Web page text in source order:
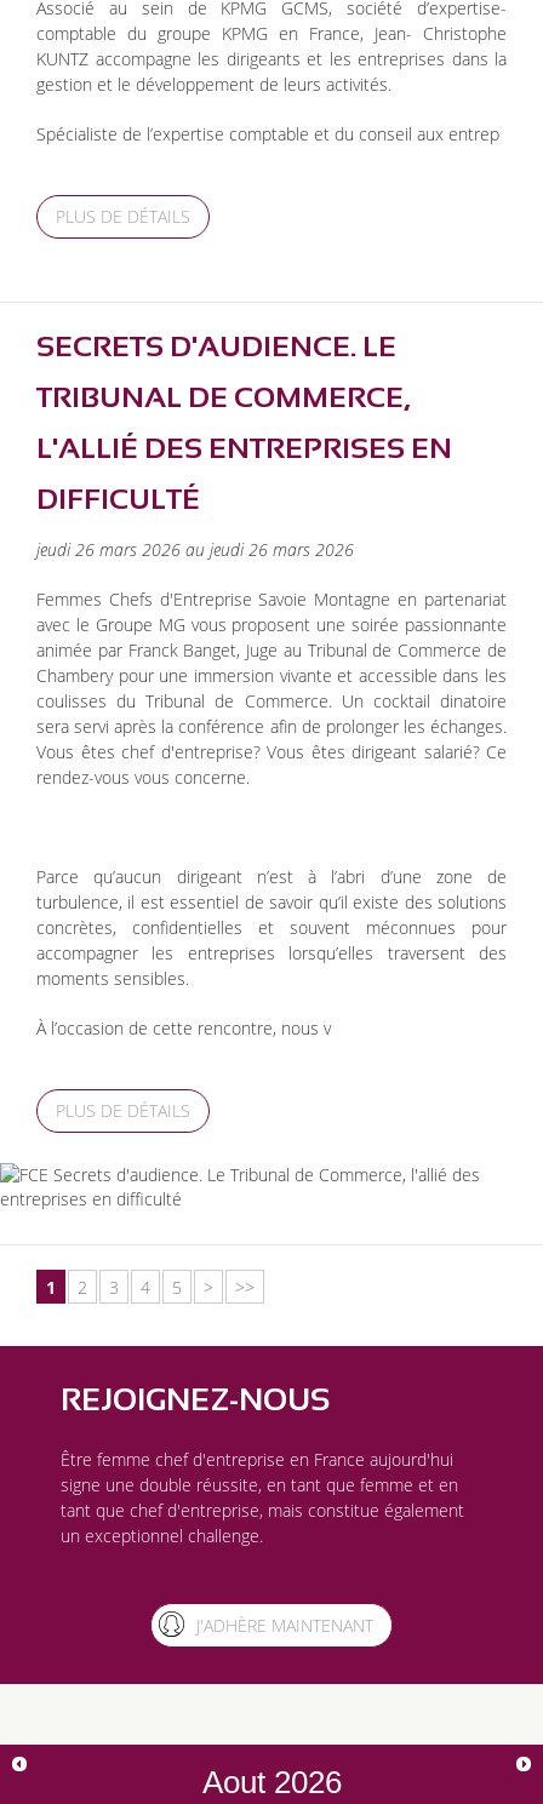
Associé au sein de KPMG GCMS, société d’expertise-
comptable du groupe KPMG en France, Jean- Christophe
KUNTZ accompagne les dirigeants et les entreprises dans la
gestion et le développement de leurs activités.
Spécialiste de l’expertise comptable et du conseil aux entrep
PLUS DE DÉTAILS
SECRETS D'AUDIENCE. LE
TRIBUNAL DE COMMERCE,
L'ALLIÉ DES ENTREPRISES EN
DIFFICULTÉ
jeudi 26 mars 2026 au jeudi 26 mars 2026
Femmes Chefs d'Entreprise Savoie Montagne en partenariat
avec le Groupe MG vous proposent une soirée passionnante
animée par Franck Banget, Juge au Tribunal de Commerce de
Chambery pour une immersion vivante et accessible dans les
coulisses du Tribunal de Commerce. Un cocktail dinatoire
sera servi après la conférence afin de prolonger les échanges.
Vous êtes chef d'entreprise? Vous êtes dirigeant salarié? Ce
rendez-vous vous concerne.
Parce qu’aucun dirigeant n’est à l’abri d’une zone de
turbulence, il est essentiel de savoir qu’il existe des solutions
concrètes, confidentielles et souvent méconnues pour
accompagner les entreprises lorsqu’elles traversent des
moments sensibles.
À l’occasion de cette rencontre, nous v
PLUS DE DÉTAILS
1 2 3 4 5 > >>
REJOIGNEZ-NOUS
Être femme chef d'entreprise en France aujourd'hui
signe une double réussite, en tant que femme et en
tant que chef d'entreprise, mais constitue également
un exceptionnel challenge.
J'ADHÈRE MAINTENANT
Aout 2026